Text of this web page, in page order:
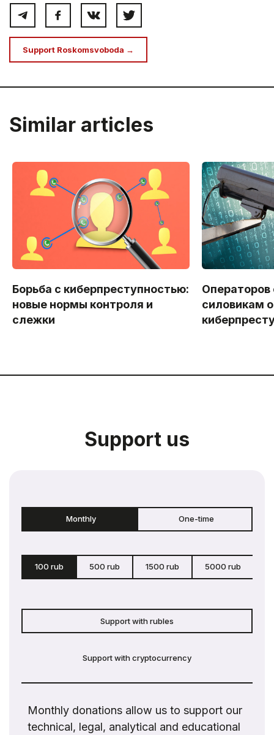
Support Roskomsvoboda →
Similar articles
Борьба с киберпреступностью:
новые нормы контроля и
слежки
силовикам
Support us
Monthly One-time
100 rub 500 rub 1500 rub 5000 rub
Support with rubles
Support with cryptocurrency
Monthly donations allow us to support our
technical, legal, analytical and educational